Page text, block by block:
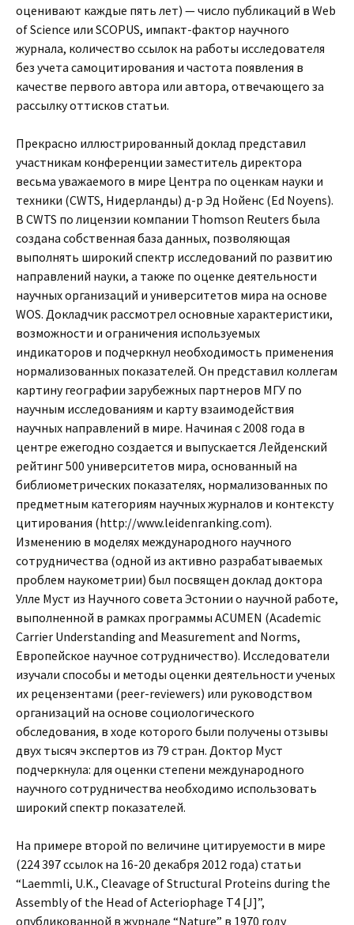
оценивают каждые пять лет) — число публикаций в Web
of Science или SCOPUS, импакт-фактор научного
журнала, количество ссылок на работы исследователя
без учета самоцитирования и частота появления в
качестве первого автора или автора, отвечающего за
рассылку оттисков статьи.
Прекрасно иллюстрированный доклад представил
участникам конференции заместитель директора
весьма уважаемого в мире Центра по оценкам науки и
техники (CWTS, Нидерланды) д-р Эд Нойенс (Ed Noyens).
В CWTS по лицензии компании Thomson Reuters была
создана собственная база данных, позволяющая
выполнять широкий спектр исследований по развитию
направлений науки, а также по оценке деятельности
научных организаций и университетов мира на основе
WOS. Докладчик рассмотрел основные характеристики,
возможности и ограничения используемых
индикаторов и подчеркнул необходимость применения
нормализованных показателей. Он представил коллегам
картину географии зарубежных партнеров МГУ по
научным исследованиям и карту взаимодействия
научных направлений в мире. Начиная с 2008 года в
центре ежегодно создается и выпускается Лейденский
рейтинг 500 университетов мира, основанный на
библиометрических показателях, нормализованных по
предметным категориям научных журналов и контексту
цитирования (http://www.leidenranking.com).
Изменению в моделях международного научного
сотрудничества (одной из активно разрабатываемых
проблем наукометрии) был посвящен доклад доктора
Улле Муст из Научного совета Эстонии о научной работе,
выполненной в рамках программы ACUMEN (Аcademic
Carrier Understanding and Measurement and Norms,
Европейское научное сотрудничество). Исследователи
изучали способы и методы оценки деятельности ученых
их рецензентами (рeer-reviewers) или руководством
организаций на основе социологического
обследования, в ходе которого были получены отзывы
двух тысяч экспертов из 79 стран. Доктор Муст
подчеркнула: для оценки степени международного
научного сотрудничества необходимо использовать
широкий спектр показателей.
На примере второй по величине цитируемости в мире
(224 397 ссылок на 16-20 декабря 2012 года) статьи
“Laemmli, U.K., Cleavage of Structural Proteins during the
Assembly of the Head of Acteriophage T4 [J]”,
опубликованной в журнале “Nature” в 1970 году